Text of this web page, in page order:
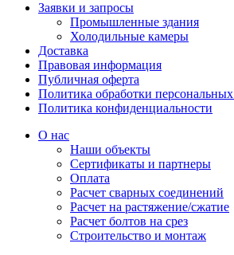
Заявки и запросы
Промышленные здания
Холодильные камеры
Доставка
Правовая информация
Публичная оферта
Политика обработки
Политика конфиденциальности
О нас
Наши объекты
Сертификаты и партнеры
Оплата
Расчет сварных соединений
Расчет на растяжение/сжатие
Расчет болтов на срез
Строительство и монтаж